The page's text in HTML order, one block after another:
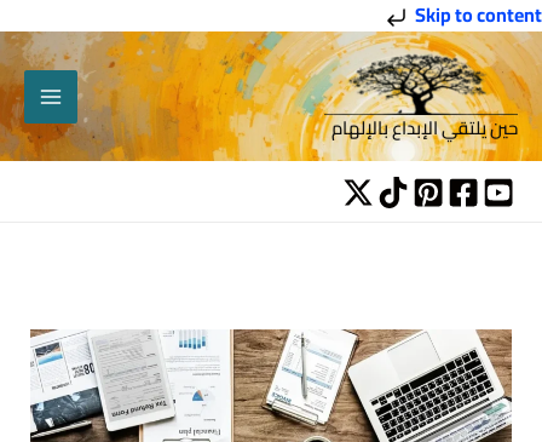
Skip to content
تخطي
إلى
المحتوى
حين يلتقي الإبداع بالإلهام